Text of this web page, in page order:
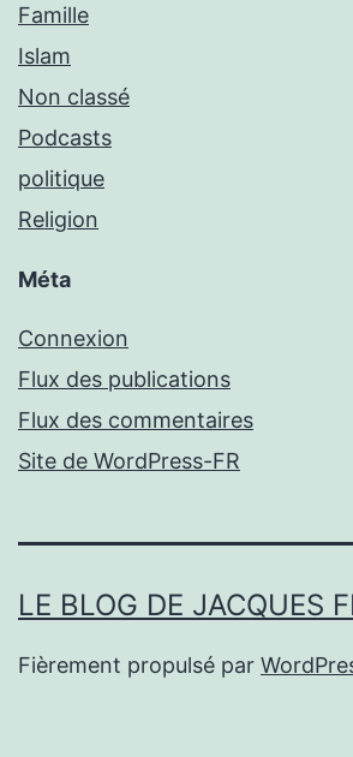
Famille
Islam
Non classé
Podcasts
politique
Religion
Méta
Connexion
Flux des publications
Flux des commentaires
Site de WordPress-FR
LE BLOG DE JACQUES
Fièrement propulsé par